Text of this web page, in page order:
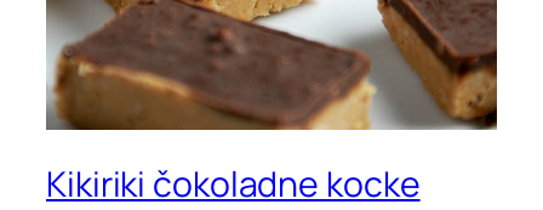
Kikiriki čokoladne kocke